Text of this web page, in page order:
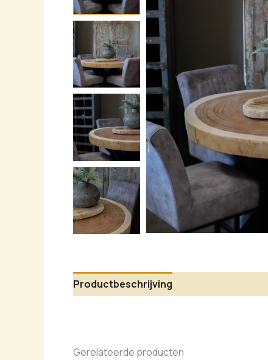
Productbeschrijving
Gerelateerde producten